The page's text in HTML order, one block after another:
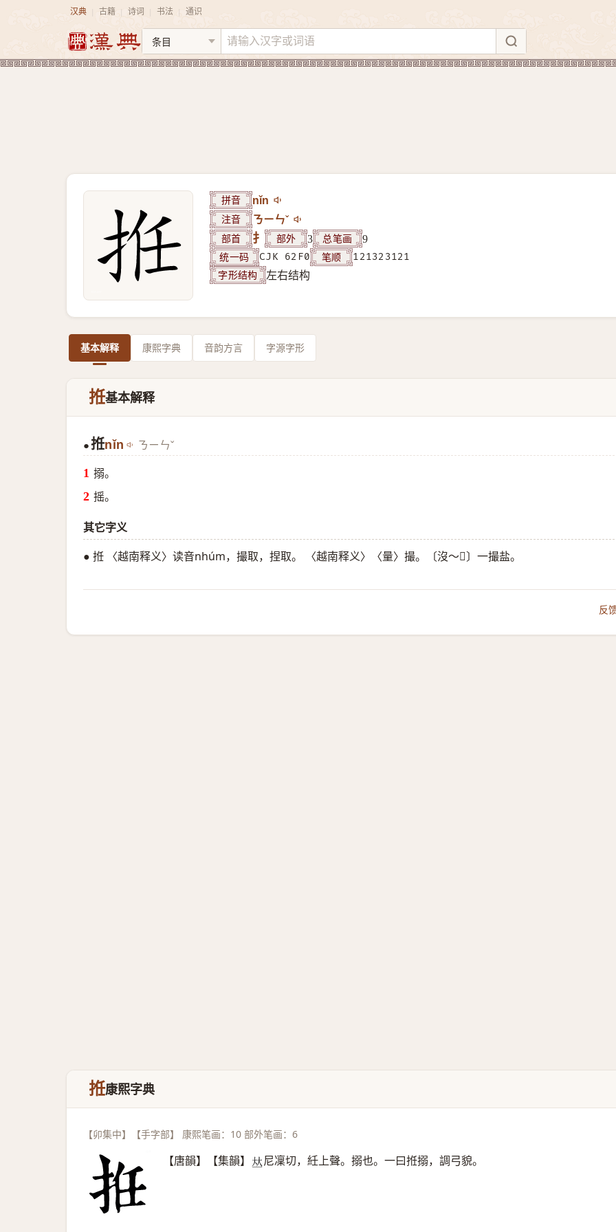
汉典 古籍 诗词 书法 通识
拼音 nǐn
注音 ㄋㄧㄣˇ
部首 扌 部外 3 总笔画 9
统一码 CJK 62F0 笔顺 121323121
字形结构 左右结构
基本解释 康熙字典 音韵方言 字源字形
拰基本解释
● 拰nǐn ㄋㄧㄣˇ
搦。
摇。
其它字义
● 拰 〈越南释义〉读音nhúm，撮取，捏取。 〈越南释义〉〈量〉撮。〔沒～𪉥〕一撮盐。
反
拰康熙字典
【卯集中】【手字部】 康熙笔画：10 部外笔画：6
【唐韻】【集韻】 𠀤尼凜切，紝上聲。搦也。一曰拰搦，調弓貌。